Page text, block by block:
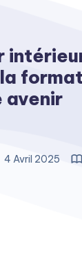
avenir
4 Avril 2025